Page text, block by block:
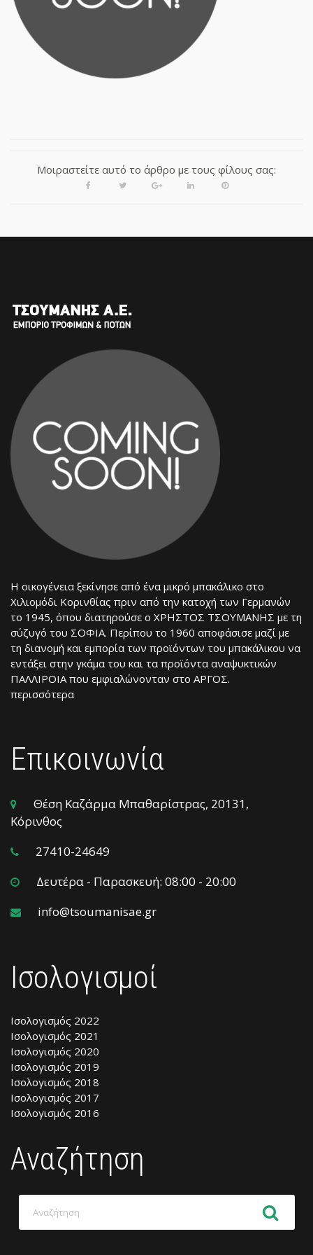
Μοιραστείτε αυτό το άρθρο με τους φίλους σας:
FacebookTwitter Google+LinkedInPinterest
Η οικογένεια ξεκίνησε από ένα μικρό μπακάλικο στο
Χιλιομόδι Κορινθίας πριν από την κατοχή των Γερμανών
το 1945, όπου διατηρούσε ο ΧΡΗΣΤΟΣ ΤΣΟΥΜΑΝΗΣ με τη
σύζυγό του ΣΟΦΙΑ. Περίπου το 1960 αποφάσισε μαζί με
τη διανομή και εμπορία των προϊόντων του μπακάλικου να
εντάξει στην γκάμα του και τα προϊόντα αναψυκτικών
ΠΑΛΛΙΡΟΙΑ που εμφιαλώνονταν στο ΑΡΓΟΣ.
περισσότερα
Επικοινωνία
Θέση Καζάρμα Μπαθαρίστρας, 20131,
Κόρινθος
27410-24649
Δευτέρα - Παρασκευή: 08:00 - 20:00
info@tsoumanisae.gr
Ισολογισμοί
Ισολογισμός 2022
Ισολογισμός 2021
Ισολογισμός 2020
Ισολογισμός 2019
Ισολογισμός 2018
Ισολογισμός 2017
Ισολογισμός 2016
Αναζήτηση